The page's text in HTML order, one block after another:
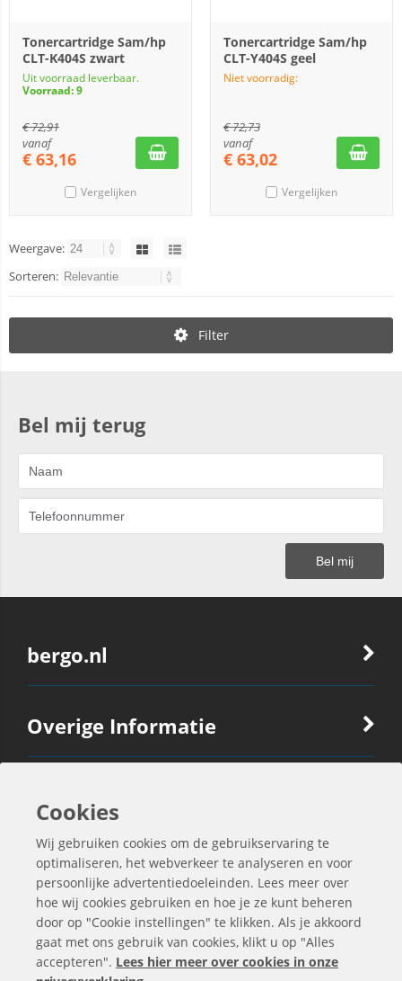
Tonercartridge Sam/hp
CLT-K404S zwart
Uit voorraad leverbaar.
Voorraad: 9
€72,91
vanaf
€ 63,16
Vergelijken
Tonercartridge Sam/hp
CLT-Y404S geel
Niet voorradig:
€72,73
vanaf
€ 63,02
Vergelijken
Weergave:
Sorteren:
Filter
Bel mij terug
bergo.nl
Overige Informatie
Ook Interessant
Contactgegevens
Cookies
Wij gebruiken cookies om de gebruikservaring te
optimaliseren, het webverkeer te analyseren en voor
persoonlijke advertentiedoeleinden. Lees meer over
hoe wij cookies gebruiken en hoe je ze kunt beheren
door op "Cookie instellingen" te klikken. Als je akkoord
gaat met ons gebruik van cookies, klikt u op "Alles
accepteren". Lees hier meer over cookies in onze